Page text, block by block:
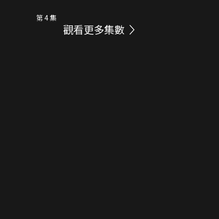
第 4 集
觀看更多集數